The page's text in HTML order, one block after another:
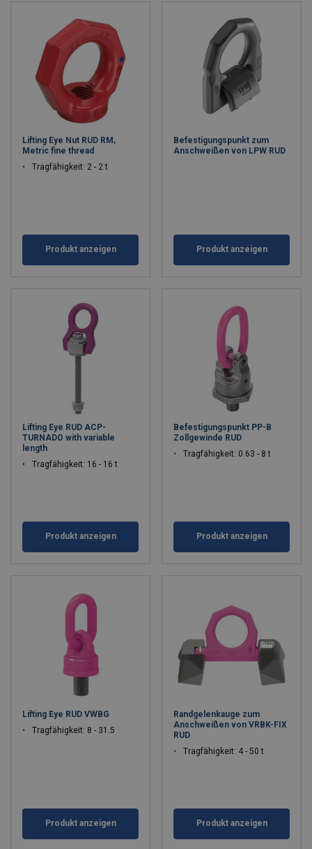
Lifting Eye Nut RUD RM,
Metric fine thread
Tragfähigkeit: 2 - 2 t
Produkt anzeigen
Befestigungspunkt zum
Anschweißen von LPW RUD
Produkt anzeigen
Lifting Eye RUD ACP-
TURNADO with variable
length
Tragfähigkeit: 16 - 16 t
Produkt anzeigen
Befestigungspunkt PP-B
Zollgewinde RUD
Tragfähigkeit: 0.63 - 8 t
Produkt anzeigen
Lifting Eye RUD VWBG
Tragfähigkeit: 8 - 31.5
Produkt anzeigen
Randgelenkauge zum
Anschweißen von VRBK-FIX
RUD
Tragfähigkeit: 4 - 50 t
Produkt anzeigen